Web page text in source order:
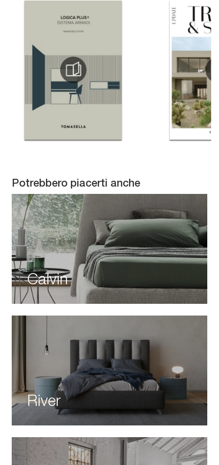
Potrebbero piacerti anche
Calvin
River